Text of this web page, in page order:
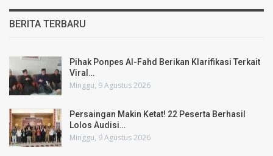
BERITA TERBARU
Pihak Ponpes Al-Fahd Berikan Klarifikasi Terkait
Viral…
Minggu, 9 Agustus 2026
Persaingan Makin Ketat! 22 Peserta Berhasil
Lolos Audisi…
Minggu, 9 Agustus 2026